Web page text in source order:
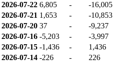
2026-08-05 -126,295 -
135,464
2026-08-04 -119,015 -
128,184
2026-08-03 -131,176 1,180
116,165
2026-07-31 -123,843 -
110,012
2026-07-30 -94,326 -
80,495
2026-07-29 -75,061 -
63,761